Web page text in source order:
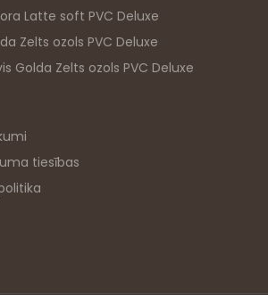
Latte soft PVC Deluxe
Zelts ozols PVC Deluxe
Golda Zelts ozols PVC Deluxe
tiesības